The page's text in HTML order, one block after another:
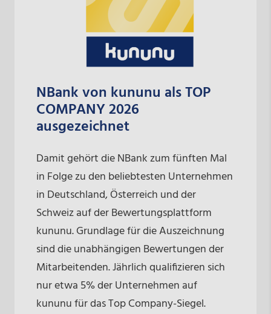
NBank von kununu als TOP
COMPANY 2026
ausgezeichnet
Damit gehört die NBank zum fünften Mal
in Folge zu den beliebtesten Unternehmen
in Deutschland, Österreich und der
Schweiz auf der Bewertungsplattform
kununu. Grundlage für die Auszeichnung
sind die unabhängigen Bewertungen der
Mitarbeitenden. Jährlich qualifizieren sich
nur etwa 5% der Unternehmen auf
kununu für das Top Company-Siegel.